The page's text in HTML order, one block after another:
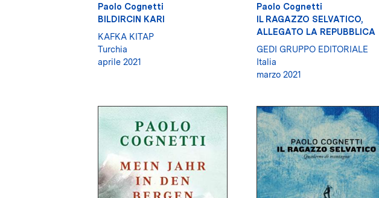
Paolo Cognetti
BILDIRCIN KARI
KAFKA KITAP
Turchia
aprile 2021
Paolo Cognetti
IL RAGAZZO SELVATICO,
ALLEGATO LA REPUBBLICA
GEDI GRUPPO EDITORIALE
Italia
marzo 2021